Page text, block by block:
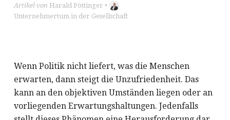
Artikel von Harald Pöttinger •
Unternehmertum in der Gesellschaft
Wenn Politik nicht liefert, was die Menschen
erwarten, dann steigt die Unzufriedenheit. Das
kann an den objektiven Umständen liegen oder an
vorliegenden Erwartungshaltungen. Jedenfalls